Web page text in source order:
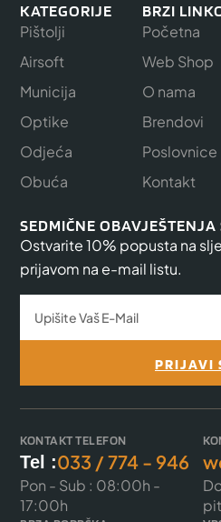
KATEGORIJE
Pištolji
Airsoft
Municija
Optike
Odjeća
Obuća
BRZI
Početna
Web Shop
O nama
Brendovi
Poslovnice
Kontakt
SEDMIČNE
Ostvarite 10% popusta na
prijavom na e-mail listu.
PRIJAVI
KONTAKT TELEFON
Tel :033 / 774 - 946
Pon - Sub : 08:00h -
17:00h